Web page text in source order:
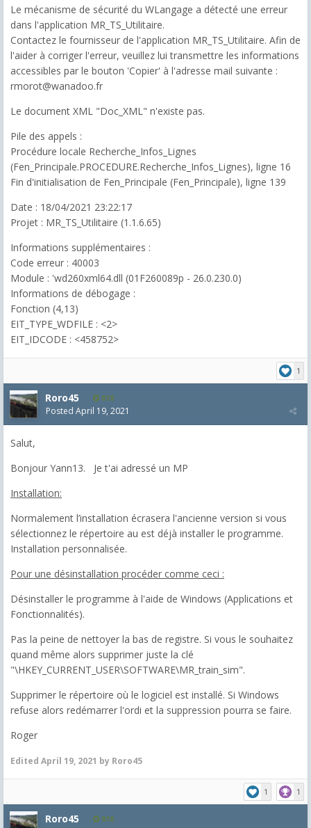
Le mécanisme de sécurité du WLangage a détecté une erreur
dans l'application MR_TS_Utilitaire.
Contactez le fournisseur de l'application MR_TS_Utilitaire. Afin de
l'aider à corriger l'erreur, veuillez lui transmettre les informations
accessibles par le bouton 'Copier' à l'adresse mail suivante :
rmorot@wanadoo.fr
Le document XML "Doc_XML" n'existe pas.
Pile des appels :
Procédure locale Recherche_Infos_Lignes
(Fen_Principale.PROCEDURE.Recherche_Infos_Lignes), ligne 16
Fin d'initialisation de Fen_Principale (Fen_Principale), ligne 139
Date : 18/04/2021 23:22:17
Projet : MR_TS_Utilitaire (1.1.6.65)
Informations supplémentaires :
Code erreur : 40003
Module : 'wd260xml64.dll (01F260089p - 26.0.230.0)
Informations de débogage :
Fonction (4,13)
EIT_TYPE_WDFILE : <2>
EIT_IDCODE : <458752>
1
Roro45 818
Posted April 19, 2021
Salut,
Bonjour Yann13. Je t'ai adressé un MP
Installation:
Normalement l’installation écrasera l'ancienne version si vous
sélectionnez le répertoire au est déjà installer le programme.
Installation personnalisée.
Pour une désinstallation procéder comme ceci :
Désinstaller le programme à l'aide de Windows (Applications et
Fonctionnalités).
Pas la peine de nettoyer la bas de registre. Si vous le souhaitez
quand même alors supprimer juste la clé
"\HKEY_CURRENT_USER\SOFTWARE\MR_train_sim".
Supprimer le répertoire où le logiciel est installé. Si Windows
refuse alors redémarrer l'ordi et la suppression pourra se faire.
Roger
Edited April 19, 2021 by Roro45
1 1
Roro45 818